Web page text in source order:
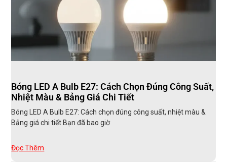
Bóng LED A Bulb E27: Cách Chọn Đúng Công Suất,
Nhiệt Màu & Bảng Giá Chi Tiết
Bóng LED A Bulb E27: Cách chọn đúng công suất, nhiệt màu &
Bảng giá chi tiết Bạn đã bao giờ
Đọc Thêm